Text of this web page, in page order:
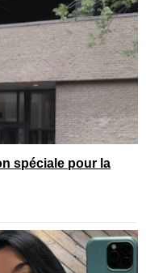
spéciale pour la